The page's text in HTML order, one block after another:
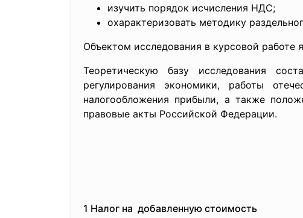
изучить порядок исчисления НДС;
охарактеризовать методику
Объектом исследования в курсовой
Теоретическую базу исследования
регулирования экономики, работы
налогообложения прибыли, а также
правовые акты Российской Федерации.
1 Налог на добавленную стоимость